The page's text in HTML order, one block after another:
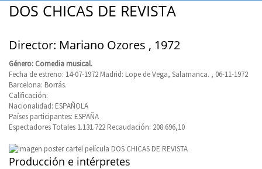
DOS CHICAS DE REVISTA
Director: Mariano Ozores , 1972
Género: Comedia musical.
Fecha de estreno: 14-07-1972 Madrid: Lope de Vega, Salamanca. , 06-11-1972
Barcelona: Borrás.
Calificación:
Nacionalidad: ESPAÑOLA
Países participantes: ESPAÑA
Espectadores Totales 1.131.722 Recaudación: 208.696,10
Producción e intérpretes